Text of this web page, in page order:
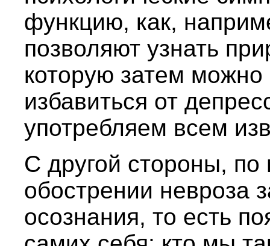
функцию, как,
позволяют узнать
которую затем
избавиться от
употребляем всем
С другой стороны,
обострении невроза
осознания, то есть